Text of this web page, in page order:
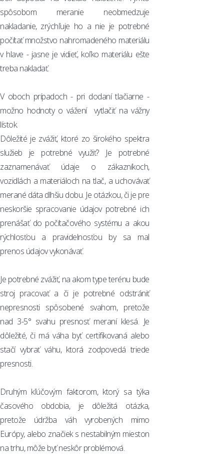
spôsobom meranie neobmedzuje
nakladanie, zrýchľuje ho a nie je potrebné
počítať množstvo nahromadeného materiálu
v hlave - jasne je vidieť, koľko materiálu ešte
treba nakladať.
V oboch prípadoch - pri dodaní tlačiarne -
možno hodnoty o vážení vytlačiť na vážny
lístok.
Dôležité je zvážiť, ktoré zo širokého spektra
služieb je potrebné využiť? Je potrebné
zaznamenávať údaje o zákazníkoch,
vozidlách a materiáloch na tlač, a uchovávať
merané dáta dlhšiu dobu. Je otázkou, či je pre
neskoršie spracovanie údajov potrebné ich
prenášať do počítačového systému a akou
rýchlosťou a pravidelnosťou by sa mal
prenos údajov vykonávať.
Je potrebné zvážiť, na akom type terénu bude
stroj pracovať a či je potrebné odstrániť
nepresnosti spôsobené svahom, pretože
nad 3-5° svahu presnosť meraní klesá. Je
dôležité, či má váha byť certifikovaná alebo
stačí vybrať váhu, ktorá zodpovedá triede
presnosti.
Druhým kľúčovým faktorom, ktorý sa týka
časového obdobia, je dôležitá otázka,
pretože údržba váh vyrobených mimo
Európy, alebo značiek s nestabilným mieston
na trhu, môže byť neskôr problémová.